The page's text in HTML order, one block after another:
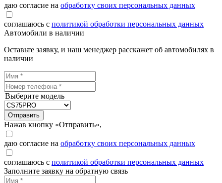
даю согласие на обработку своих персональных данных
соглашаюсь с политикой обработки персональных данных
Автомобили в наличии
Оставьте заявку, и наш менеджер расскажет об автомобилях в
наличии
Выберите модель
Отправить
Нажав кнопку «Отправить»,
даю согласие на обработку своих персональных данных
соглашаюсь с политикой обработки персональных данных
Заполните заявку на обратную связь